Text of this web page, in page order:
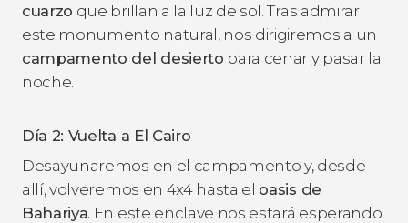
cuarzo que brillan a la luz de sol. Tras admirar
este monumento natural, nos dirigiremos a un
campamento del desierto para cenar y pasar la
noche.
Día 2: Vuelta a El Cairo
Desayunaremos en el campamento y, desde
allí, volveremos en 4x4 hasta el oasis de
Bahariya. En este enclave nos estará esperando